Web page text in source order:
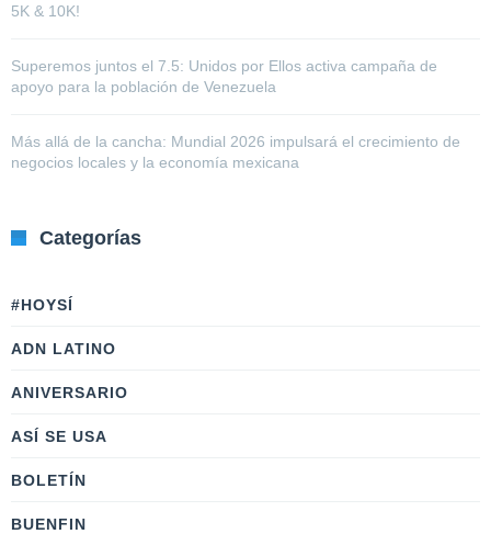
5K & 10K!
Superemos juntos el 7.5: Unidos por Ellos activa campaña de
apoyo para la población de Venezuela
Más allá de la cancha: Mundial 2026 impulsará el crecimiento de
negocios locales y la economía mexicana
Categorías
#HOYSÍ
ADN LATINO
ANIVERSARIO
ASÍ SE USA
BOLETÍN
BUENFIN